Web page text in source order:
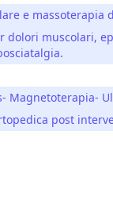
e massoterapia
dolori muscolari,
Magnetoterapia-
post